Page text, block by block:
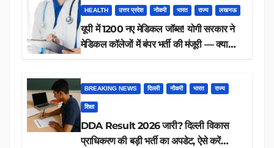
HEALTH उत्तर प्रदेश नौकरी भारत राज्य लखनऊ
यूपी में 1200 नए मेडिकल जॉब्स! योगी सरकार ने
मेडिकल कॉलेजों में बंपर भर्ती की मंजूरी — क्या
BREAKING NEWS दिल्ली नौकरी भारत राज्य
शिक्षा
DDA Result 2026 जारी? दिल्ली विकास
प्राधिकरण की बड़ी भर्ती का अपडेट, ऐसे करें